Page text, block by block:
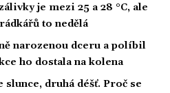
je mezi 25 a 28 °C, ale
to nedělá
narozenou dceru a políbil
ho dostala na kolena
druhá déšť. Proč se